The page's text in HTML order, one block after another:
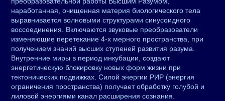
наработанная, очищенная материя биологического тела
выравнивается волновыми структурами синусоидного
воссоединения. Включаются звуковые преобразователи
изменяющие перетекание 4-х мерного пространства, при
получением знаний высших ступеней развития разума.
Внутренние миры в период инкубации, создают
энергетическую блокировку новых форм жизни при
тектонических подвижках. Силой энергии РИР (энергия
ограничения пространства) получает обработку голубой и
лиловой энергиями канал расширения сознания.